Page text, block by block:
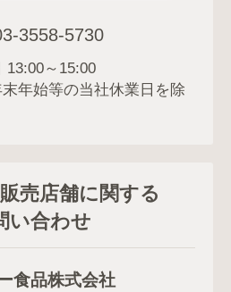
3558-5730
13:00～15:00
末年始等の当社休業日を除
売店舗に関する
い合わせ
食品株式会社